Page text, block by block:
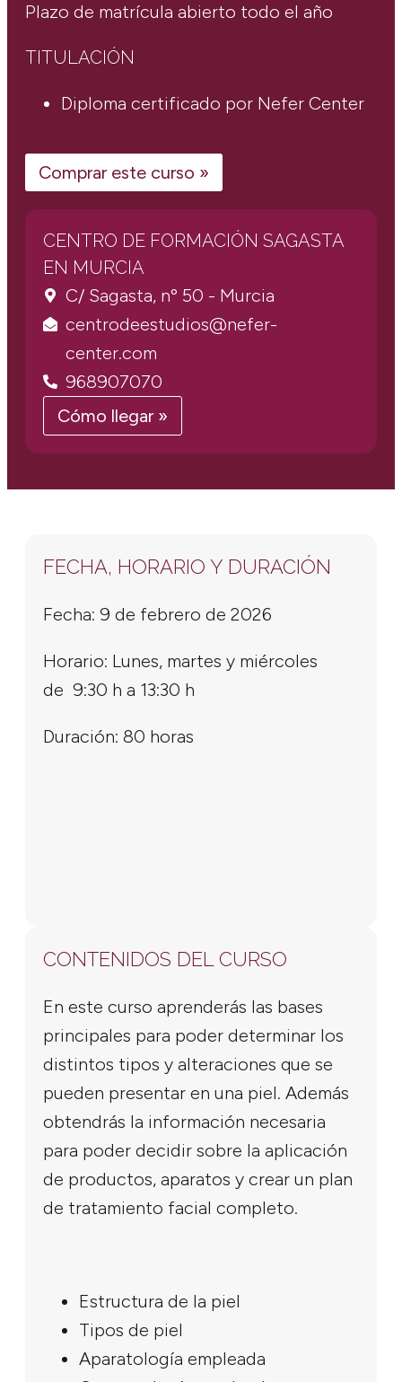
Plazo de matrícula abierto todo el año
TITULACIÓN
Diploma certificado por Nefer Center
Comprar este curso »
CENTRO DE FORMACIÓN SAGASTA
EN MURCIA
C/ Sagasta, nº 50 - Murcia
centrodeestudios@nefer-
center.com
968907070
Cómo llegar »
FECHA, HORARIO Y DURACIÓN
Fecha: 9 de febrero de 2026
Horario: Lunes, martes y miércoles
de 9:30 h a 13:30 h
Duración: 80 horas
CONTENIDOS DEL CURSO
En este curso aprenderás las bases
principales para poder determinar los
distintos tipos y alteraciones que se
pueden presentar en una piel. Además
obtendrás la información necesaria
para poder decidir sobre la aplicación
de productos, aparatos y crear un plan
de tratamiento facial completo.
Estructura de la piel
Tipos de piel
Aparatología empleada